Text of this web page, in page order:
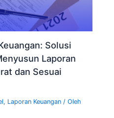
Solusi
Laporan
dan Sesuai
, Laporan Keuangan / Oleh